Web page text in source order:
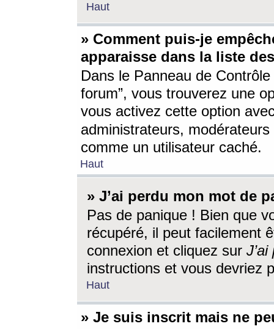
Haut
» Comment puis-je
apparaisse dans la liste
Dans le Panneau de
forum”, vous trouverez une
vous activez cette option
administrateurs,
comme un utilisateur caché.
Haut
» J’ai perdu mon mot de
Pas de panique ! Bien que
récupéré, il peut facilement
connexion et cliquez sur
instructions et vous devriez
Haut
» Je suis inscrit mais ne